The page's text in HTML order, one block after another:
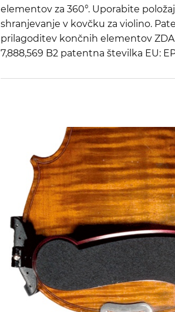
elementov za 360°. Uporabite položaj
shranjevanje v kovčku za violino.
prilagoditev končnih elementov ZDA
7,888,569 B2 patentna številka EU: